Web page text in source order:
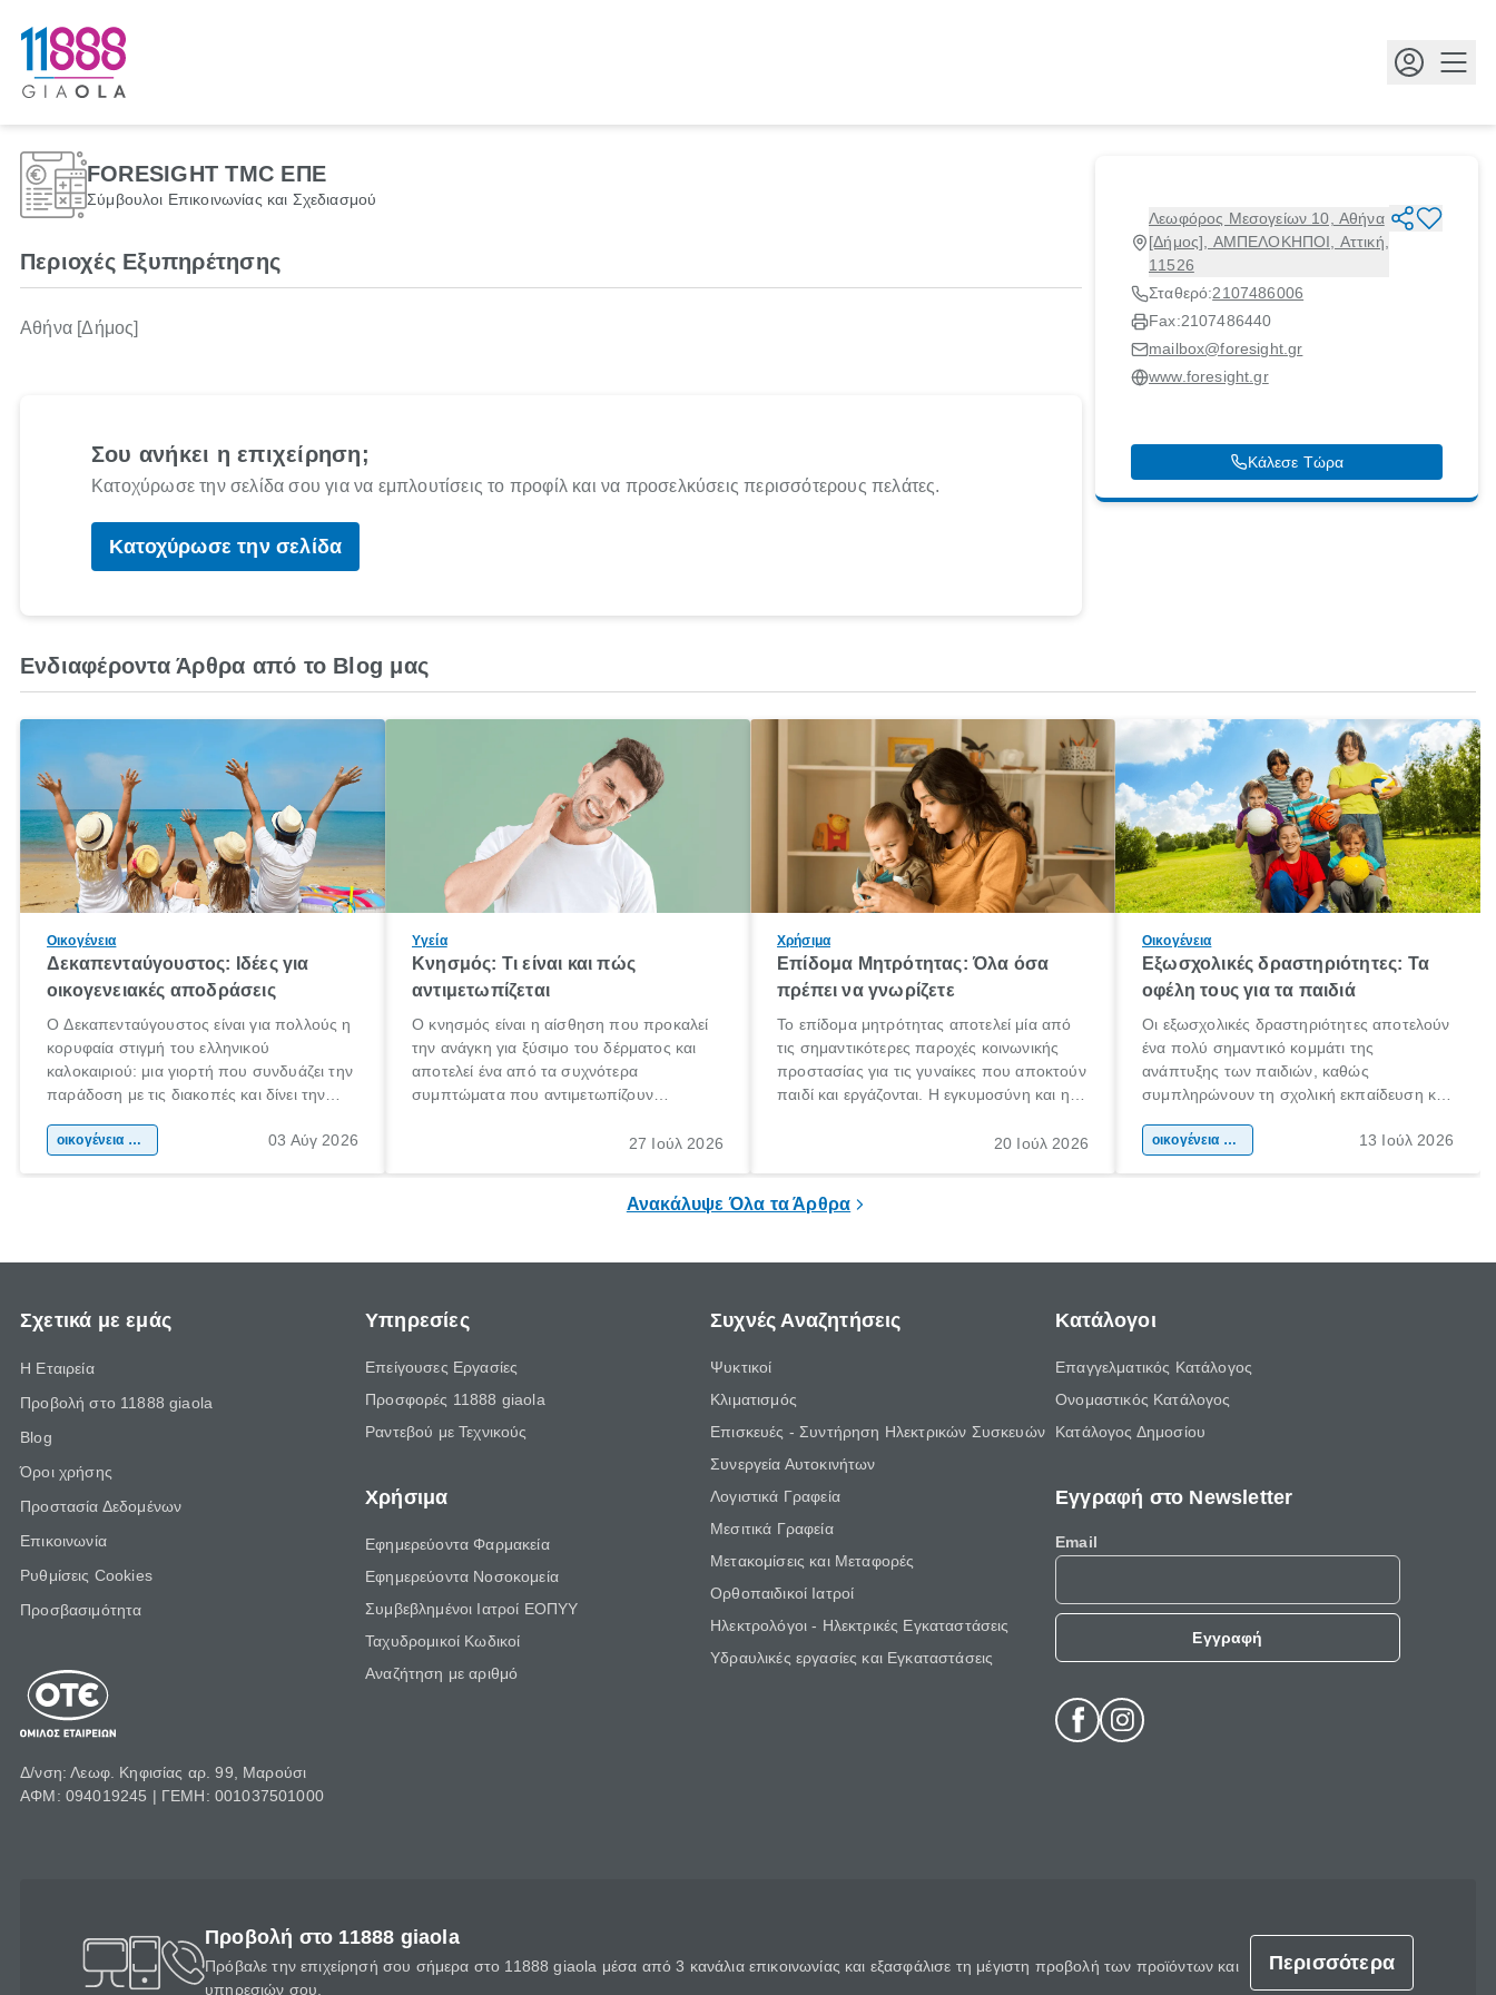
FORESIGHT TMC ΕΠΕ
Σύμβουλοι Επικοινωνίας και Σχεδιασμού
Λεωφόρος Μεσογείων 10, Αθήνα
[Δήμος], ΑΜΠΕΛΟΚΗΠΟΙ, Αττική,
11526
Σταθερό:2107486006
Fax:2107486440
mailbox@foresight.gr
www.foresight.gr
Κάλεσε Τώρα
Περιοχές Εξυπηρέτησης
Αθήνα [Δήμος]
Σου ανήκει η επιχείρηση;
Κατοχύρωσε την σελίδα σου για να εμπλουτίσεις το προφίλ και να προσελκύσεις περισσότερους πελάτες.
Κατοχύρωσε την σελίδα
Ενδιαφέροντα Άρθρα από το Blog μας
Οικογένεια
Δεκαπενταύγουστος: Ιδέες για
οικογενειακές αποδράσεις
Ο Δεκαπενταύγουστος είναι για πολλούς η
κορυφαία στιγμή του ελληνικού
καλοκαιριού: μια γιορτή που συνδυάζει την
παράδοση με τις διακοπές και δίνει την
χώρας. Είτε πρόκειται για λίγες μέρες
οικογένεια & παιδί 03 Αύγ 2026
Υγεία
Κνησμός: Τι είναι και πώς
αντιμετωπίζεται
Ο κνησμός είναι η αίσθηση που προκαλεί
την ανάγκη για ξύσιμο του δέρματος και
αποτελεί ένα από τα συχνότερα
συμπτώματα που αντιμετωπίζουν
πληροφορίες για το «κνησμός τι είναι»,
27 Ιούλ 2026
Χρήσιμα
Επίδομα Μητρότητας: Όλα όσα
πρέπει να γνωρίζετε
Το επίδομα μητρότητας αποτελεί μία από
τις σημαντικότερες παροχές κοινωνικής
προστασίας για τις γυναίκες που αποκτούν
παιδί και εργάζονται. Η εγκυμοσύνη και η
σημαντική περίοδος στη ζωή κάθε20 Ιούλ 2026
Οικογένεια
Εξωσχολικές δραστηριότητες: Τα
οφέλη τους για τα παιδιά
Οι εξωσχολικές δραστηριότητες αποτελούν
ένα πολύ σημαντικό κομμάτι της
ανάπτυξης των παιδιών, καθώς
συμπληρώνουν τη σχολική εκπαίδευση και
της προσωπικότητας, της κοινωνικότητας
οικογένεια & παιδί 13 Ιούλ 2026
Ανακάλυψε Όλα τα Άρθρα
Σχετικά με εμάς
Η Εταιρεία
Προβολή στο 11888 giaola
Blog
Όροι χρήσης
Προστασία Δεδομένων
Επικοινωνία
Ρυθμίσεις Cookies
Προσβασιμότητα
Δ/νση: Λεωφ. Κηφισίας αρ. 99, Μαρούσι
ΑΦΜ: 094019245 | ΓΕΜΗ: 001037501000
Υπηρεσίες
Επείγουσες Εργασίες
Προσφορές 11888 giaola
Ραντεβού με Τεχνικούς
Χρήσιμα
Εφημερεύοντα Φαρμακεία
Εφημερεύοντα Νοσοκομεία
Συμβεβλημένοι Ιατροί ΕΟΠΥΥ
Ταχυδρομικοί Κωδικοί
Αναζήτηση με αριθμό
Συχνές Αναζητήσεις
Ψυκτικοί
Κλιματισμός
Επισκευές - Συντήρηση Ηλεκτρικών Συσκευών
Συνεργεία Αυτοκινήτων
Λογιστικά Γραφεία
Μεσιτικά Γραφεία
Μετακομίσεις και Μεταφορές
Ορθοπαιδικοί Ιατροί
Ηλεκτρολόγοι - Ηλεκτρικές Εγκαταστάσεις
Υδραυλικές εργασίες και Εγκαταστάσεις
Κατάλογοι
Επαγγελματικός Κατάλογος
Ονομαστικός Κατάλογος
Κατάλογος Δημοσίου
Εγγραφή στο Newsletter
Email
Εγγραφή
Προβολή στο 11888 giaola
Πρόβαλε την επιχείρησή σου σήμερα στο 11888 giaola μέσα από 3 κανάλια επικοινωνίας και εξασφάλισε τη μέγιστη προβολή των προϊόντων και
υπηρεσιών σου.
Περισσότερα